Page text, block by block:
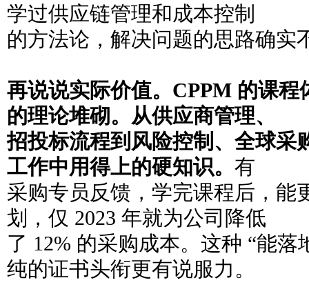
学过供应链管理和成本控制
的方法论，解决问题的思路确实
再说说实际价值。CPPM 的课程
的理论堆砌。从供应商管理、
招投标流程到风险控制、全球采
工作中用得上的硬知识。 有
采购专员反馈，学完课程后，能
划，仅 2023 年就为公司降低
了 12% 的采购成本。这种 “能落
纯的证书头衔更有说服力。